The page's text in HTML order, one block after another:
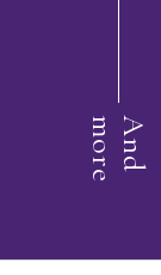
A
n
d
m
o
r
e